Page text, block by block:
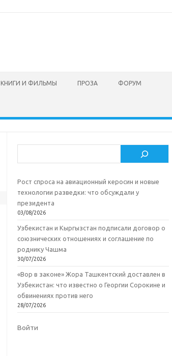
КНИГИ И ФИЛЬМЫ ПРОЗА ФОРУМ
Рост спроса на авиационный керосин и новые
технологии разведки: что обсуждали у
президента
03/08/2026
Узбекистан и Кыргызстан подписали договор о
союзнических отношениях и соглашение по
роднику Чашма
30/07/2026
«Вор в законе» Жора Ташкентский доставлен в
Узбекистан: что известно о Георгии Сорокине и
обвинениях против него
28/07/2026
Войти